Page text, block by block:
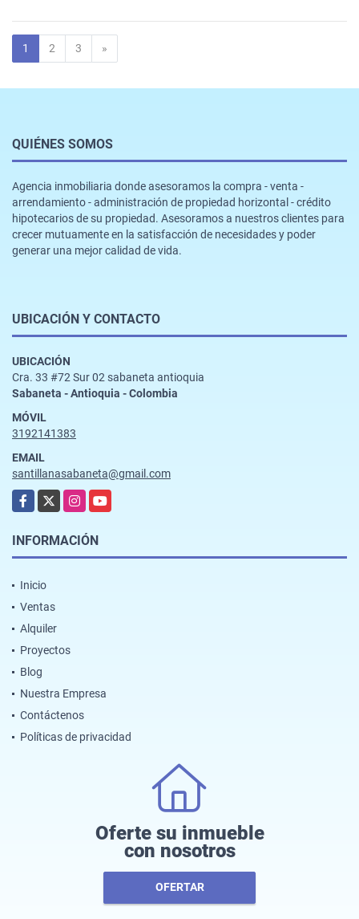
1 2 3 »
QUIÉNES SOMOS
Agencia inmobiliaria donde asesoramos la compra - venta -
arrendamiento - administración de propiedad horizontal - crédito
hipotecarios de su propiedad. Asesoramos a nuestros clientes para
crecer mutuamente en la satisfacción de necesidades y poder
generar una mejor calidad de vida.
UBICACIÓN Y CONTACTO
UBICACIÓN
Cra. 33 #72 Sur 02 sabaneta antioquia
Sabaneta - Antioquia - Colombia
MÓVIL
3192141383
EMAIL
santillanasabaneta@gmail.com
Facebook
X InstagramYouTube
INFORMACIÓN
Inicio
Ventas
Alquiler
Proyectos
Blog
Nuestra Empresa
Contáctenos
Políticas de privacidad
Oferte su inmueble
con nosotros
OFERTAR